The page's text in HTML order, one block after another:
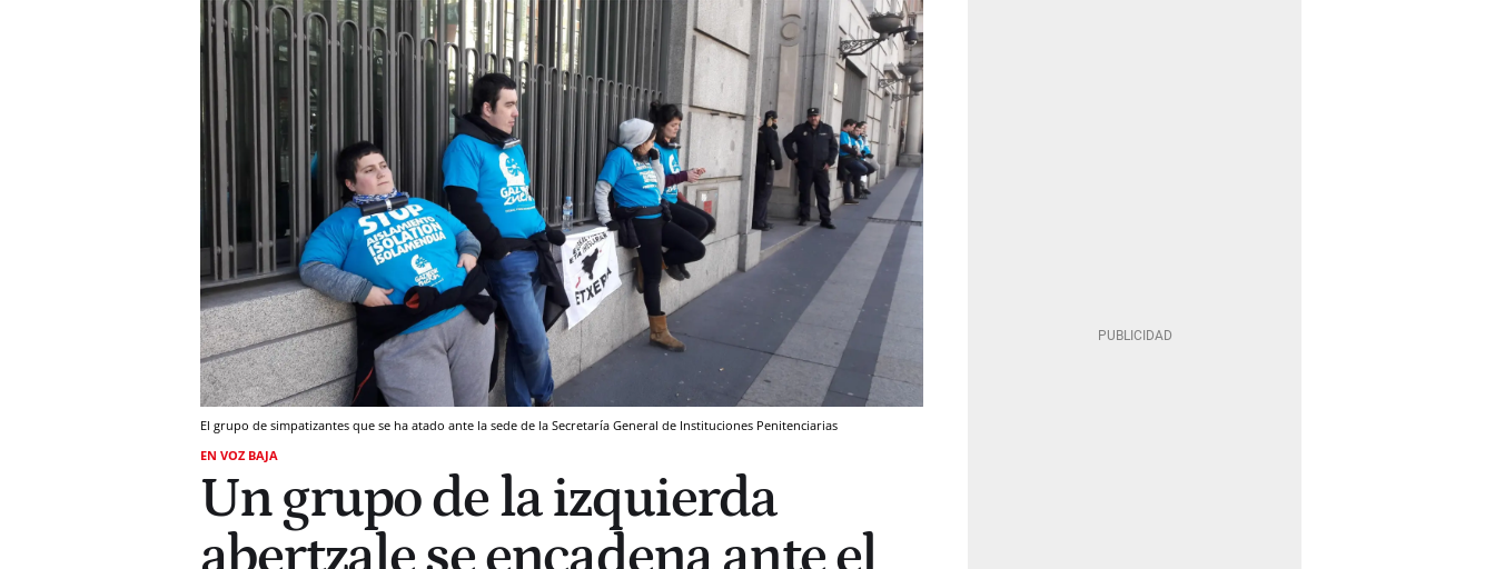
El grupo de simpatizantes que se ha atado ante la sede de la Secretaría General de Instituciones Penitenciarias
EN VOZ BAJA
Un grupo de la izquierda